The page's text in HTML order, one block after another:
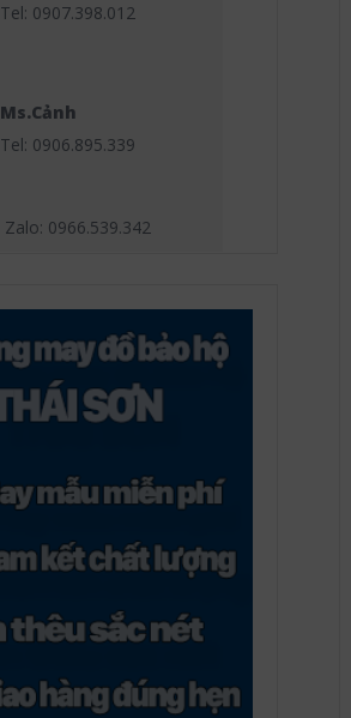
Tel: 0907.398.012
Ms.Cảnh
Tel: 0906.895.339
Zalo: 0966.539.342